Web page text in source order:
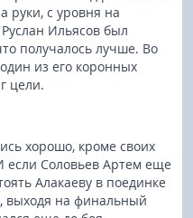
руки, с уровня на
Ильясов был
получалось лучше. Во
из его коронных
цели.
хорошо, кроме своих
если Соловьев Артем еще
Алакаеву в поединке
выходя на финальный